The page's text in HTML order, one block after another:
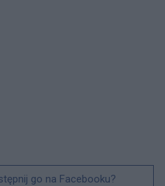
go na Facebooku?